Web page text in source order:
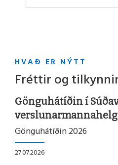
HVAÐ ER NÝTT
Fréttir og
Gönguhátíðin í
Gönguhátíðin 2026
27.07.2026
READMORENEWS